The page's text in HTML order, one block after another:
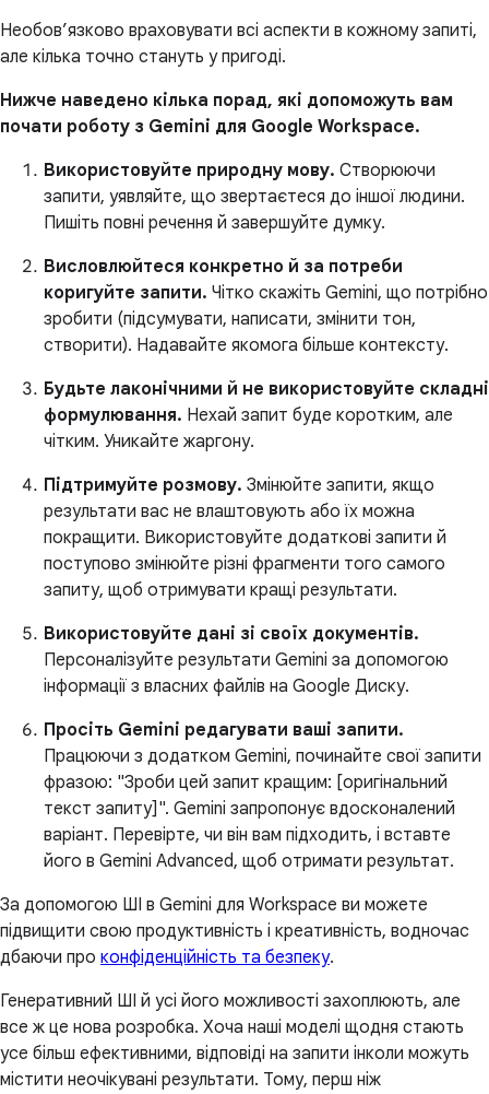
Необов’язково враховувати всі аспекти в кожному запиті,
але кілька точно стануть у пригоді.
Нижче наведено кілька порад, які допоможуть вам
почати роботу з Gemini для Google Workspace.
Використовуйте природну мову. Створюючи
запити, уявляйте, що звертаєтеся до іншої людини.
Пишіть повні речення й завершуйте думку.
Висловлюйтеся конкретно й за потреби
коригуйте запити. Чітко скажіть Gemini, що потрібно
зробити (підсумувати, написати, змінити тон,
створити). Надавайте якомога більше контексту.
Будьте лаконічними й не використовуйте складні
формулювання. Нехай запит буде коротким, але
чітким. Уникайте жаргону.
Підтримуйте розмову. Змінюйте запити, якщо
результати вас не влаштовують або їх можна
покращити. Використовуйте додаткові запити й
поступово змінюйте різні фрагменти того самого
запиту, щоб отримувати кращі результати.
Використовуйте дані зі своїх документів.
Персоналізуйте результати Gemini за допомогою
інформації з власних файлів на Google Диску.
Просіть Gemini редагувати ваші запити.
Працюючи з додатком Gemini, починайте свої запити
фразою: "Зроби цей запит кращим: [оригінальний
текст запиту]". Gemini запропонує вдосконалений
варіант. Перевірте, чи він вам підходить, і вставте
його в Gemini Advanced, щоб отримати результат.
За допомогою ШІ в Gemini для Workspace ви можете
підвищити свою продуктивність і креативність, водночас
дбаючи про конфіденційність та безпеку.
Генеративний ШІ й усі його можливості захоплюють, але
все ж це нова розробка. Хоча наші моделі щодня стають
усе більш ефективними, відповіді на запити інколи можуть
містити неочікувані результати. Тому, перш ніж